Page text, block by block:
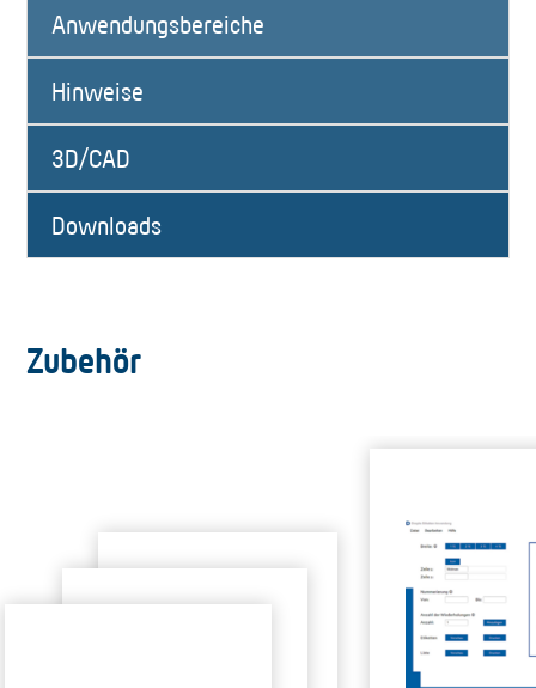
Anwendungsbereiche
Hinweise
3D/CAD
Downloads
Zubehör